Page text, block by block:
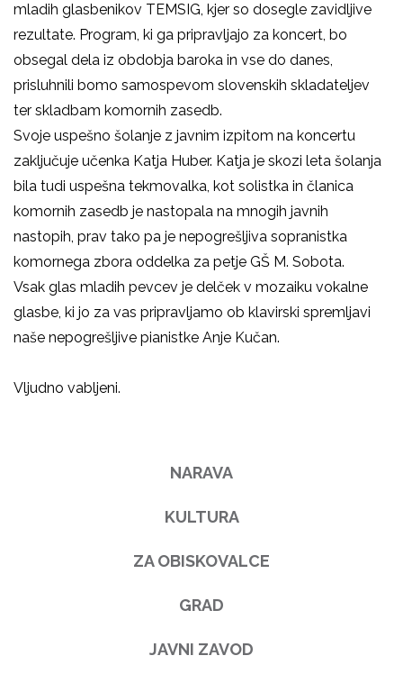
mladih glasbenikov TEMSIG, kjer so dosegle zavidljive
rezultate. Program, ki ga pripravljajo za koncert, bo
obsegal dela iz obdobja baroka in vse do danes,
prisluhnili bomo samospevom slovenskih skladateljev
ter skladbam komornih zasedb.
Svoje uspešno šolanje z javnim izpitom na koncertu
zaključuje učenka Katja Huber. Katja je skozi leta šolanja
bila tudi uspešna tekmovalka, kot solistka in članica
komornih zasedb je nastopala na mnogih javnih
nastopih, prav tako pa je nepogrešljiva sopranistka
komornega zbora oddelka za petje GŠ M. Sobota.
Vsak glas mladih pevcev je delček v mozaiku vokalne
glasbe, ki jo za vas pripravljamo ob klavirski spremljavi
naše nepogrešljive pianistke Anje Kučan.
Vljudno vabljeni.
NARAVA
KULTURA
ZA OBISKOVALCE
GRAD
JAVNI ZAVOD